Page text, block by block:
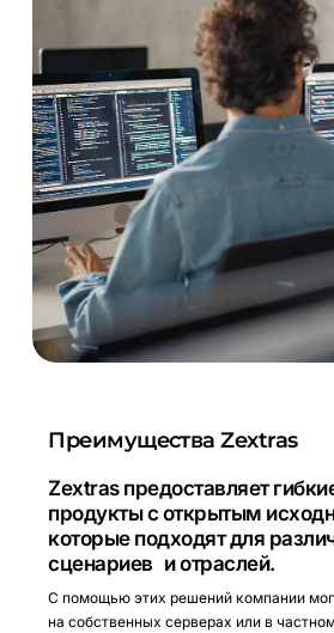
Преимущества Zextras
Zextras предоставляет
продукты с открытым
которые подходят для
сценариев и отраслей.
С помощью этих решений компании
на собственных серверах или в